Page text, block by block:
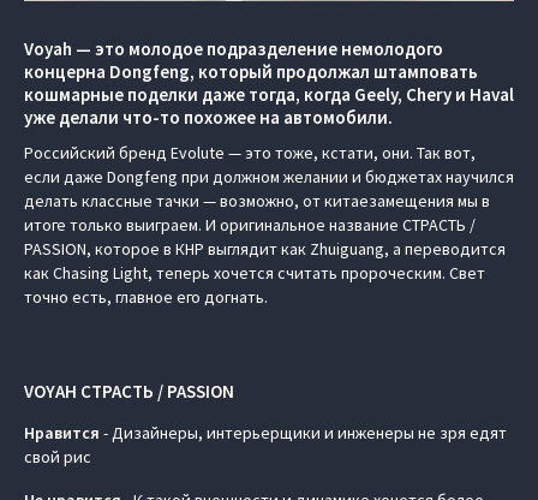
Voyah — это молодое подразделение немолодого
концерна Dongfeng, который продолжал штамповать
кошмарные поделки даже тогда, когда Geely, Chery и Haval
уже делали что-то похожее на автомобили.
Российский бренд Evolute — это тоже, кстати, они. Так вот,
если даже Dongfeng при должном желании и бюджетах научился
делать классные тачки — возможно, от китаезамещения мы в
итоге только выиграем. И оригинальное название СТРАСТЬ /
PASSION, которое в КНР выглядит как Zhuiguang, а переводится
как Chasing Light, теперь хочется считать пророческим. Свет
точно есть, главное его догнать.
VOYAH СТРАСТЬ / PASSION
Нравится - Дизайнеры, интерьерщики и инженеры не зря едят
свой рис